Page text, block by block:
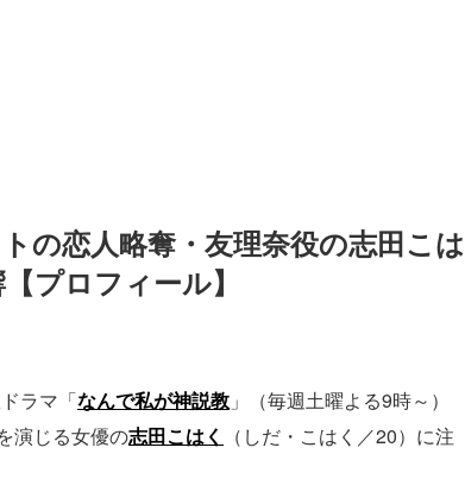
の恋人略奪・友理奈役の志田こは
プロフィール】
ラマ「なんで私が神説教 」（毎週土曜よる9時～）
演じる女優の志田こはく
（しだ・こはく／20）に注